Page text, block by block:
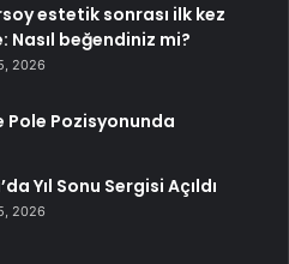
estetik sonrası ilk kez
Nasıl beğendiniz mi?
2026
Pole Pozisyonunda
Yıl Sonu Sergisi Açıldı
2026